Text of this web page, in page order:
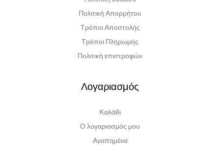
Πολιτική Απορρήτου
Τρόποι Αποστολής
Τρόποι Πληρωμής
Πολιτική επιστροφών
Λογαριασμός
Καλάθι
Ο λογαριασμός μου
Αγαπημένα